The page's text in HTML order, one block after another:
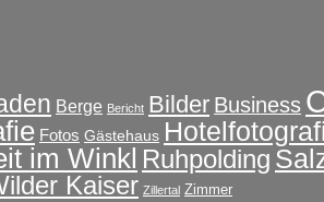
Berge Bericht Bilder Business
Fotos Gästehaus
im Winkl Ruhpolding
Kaiser Zillertal Zimmer